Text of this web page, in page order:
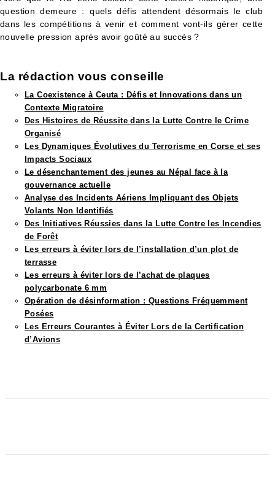
question demeure : quels défis attendent désormais le club
dans les compétitions à venir et comment vont-ils gérer cette
nouvelle pression après avoir goûté au succès ?
La rédaction vous conseille​
La Coexistence à Ceuta : Défis et Innovations dans un
Contexte Migratoire
Des Histoires de Réussite dans la Lutte Contre le Crime
Organisé
Les Dynamiques Évolutives du Terrorisme en Corse et ses
Impacts Sociaux
Le désenchantement des jeunes au Népal face à la
gouvernance actuelle
Analyse des Incidents Aériens Impliquant des Objets
Volants Non Identifiés
Des Initiatives Réussies dans la Lutte Contre les Incendies
de Forêt
Les erreurs à éviter lors de l’installation d’un plot de
terrasse
Les erreurs à éviter lors de l’achat de plaques
polycarbonate 6 mm
Opération de désinformation : Questions Fréquemment
Posées
Les Erreurs Courantes à Éviter Lors de la Certification
d’Avions